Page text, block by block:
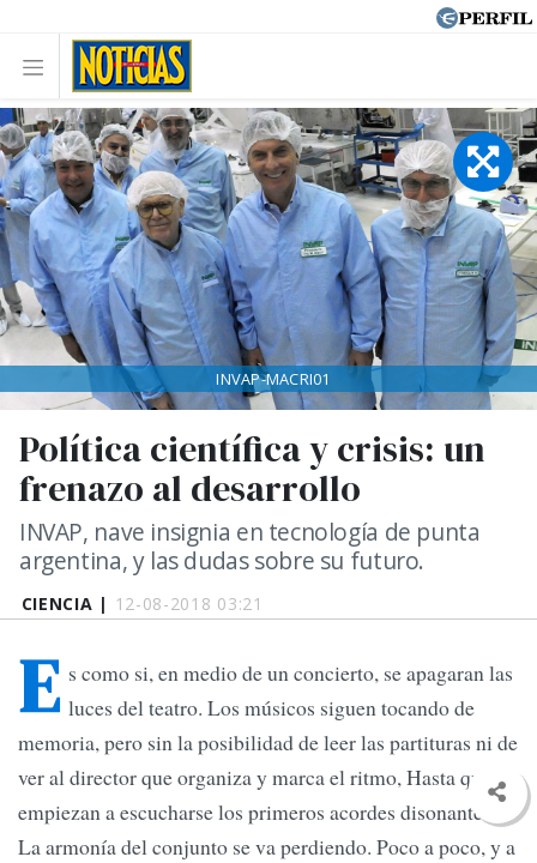
CIENCIA | 12-08-2018 03:21
Política científica y crisis: un
frenazo al desarrollo
INVAP, nave insignia en tecnología de punta
argentina, y las dudas sobre su futuro.
INVAP-MACRI01
E s como si, en medio de un concierto, se apagaran las
luces del teatro. Los músicos siguen tocando de
memoria, pero sin la posibilidad de leer las partituras ni de
ver al director que organiza y marca el ritmo, Hasta que
empiezan a escucharse los primeros acordes disonantes.
La armonía del conjunto se va perdiendo. Poco a poco, y a